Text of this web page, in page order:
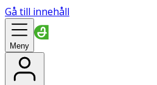
Gå till innehåll
Meny